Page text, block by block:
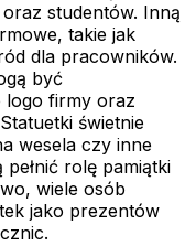
studentów. Inną
takie jak
dla pracowników.
być
logo firmy oraz
świetnie
wesela czy inne
rolę pamiątki
wiele osób
jako prezentów